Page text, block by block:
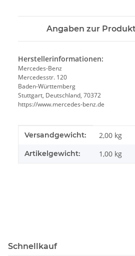
Angaben zur
Herstellerinformationen:
Mercedes-Benz
Mercedesstr. 120
Baden-Württemberg
Stuttgart, Deutschland, 70372
https://www.mercedes-benz.de
Produkteigenschaft
Wert
Versandgewicht: 2,00 kg
Artikelgewicht: 1,00 kg
Schnellkauf